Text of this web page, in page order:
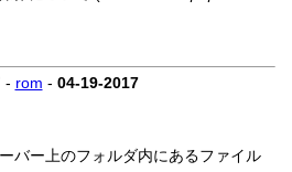
- rom - 04-19-2017
バー上のフォルダ内にあるファイル